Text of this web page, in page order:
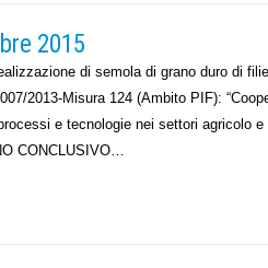
2015
di semola di grano duro di
2013-Misura 124 (Ambito PIF):
e tecnologie nei settori agricolo e
CONCLUSIVO…